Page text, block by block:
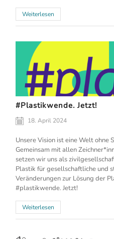
Weiterlesen
#Plastikwende. Jetzt!
18. April 2024
Unsere Vision ist eine Welt ohne
Gemeinsam mit allen
setzen wir uns als
Plastik für gesellschaftliche und
Veränderungen zur Lösung der
#plastikwende. Jetzt!
Weiterlesen